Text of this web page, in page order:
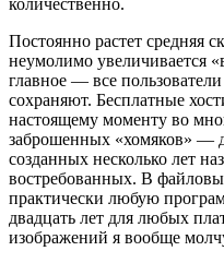
Постоянно растет средняя
неумолимо увеличивается
главное — все
сохраняют. Бесплатные
настоящему моменту во
заброшенных «хомяков» —
созданных несколько лет
востребованных. В
практически любую
двадцать лет для любых
изображений я вообще